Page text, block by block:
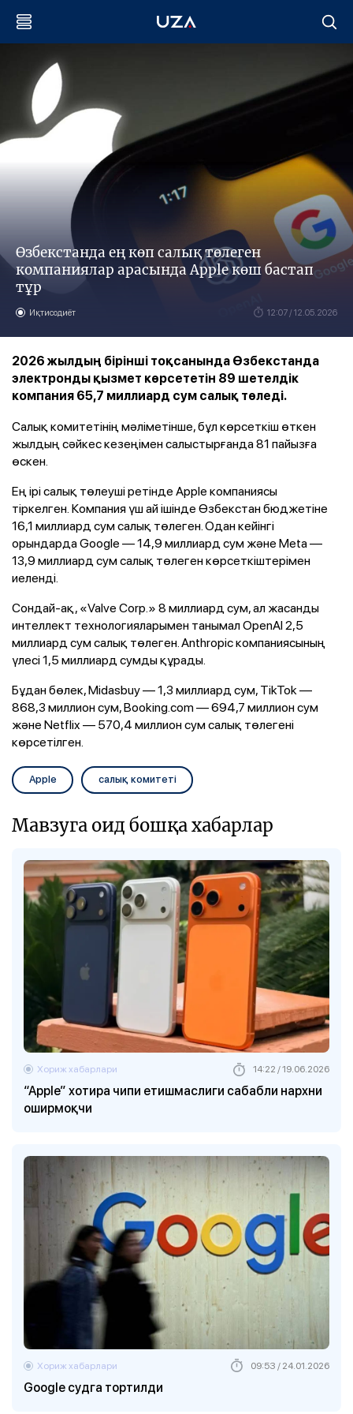
Өзбекстанда ең көп салық төлеген
компаниялар арасында Apple көш бастап
тұр
Иқтисодиёт 12:07 / 12.05.2026
2026 жылдың бірінші тоқсанында Өзбекстанда
электронды қызмет көрсететін 89 шетелдік
компания 65,7 миллиард сум салық төледі.
Салық комитетінің мәліметінше, бұл көрсеткіш өткен
жылдың сәйкес кезеңімен салыстырғанда 81 пайызға
өскен.
Ең ірі салық төлеуші ретінде Apple компаниясы
тіркелген. Компания үш ай ішінде Өзбекстан бюджетіне
16,1 миллиард сум салық төлеген. Одан кейінгі
орындарда Google — 14,9 миллиард сум және Meta —
13,9 миллиард сум салық төлеген көрсеткіштерімен
иеленді.
Сондай-ақ, «Valve Corp.» 8 миллиард сум, ал жасанды
интеллект технологияларымен танымал OpenAI 2,5
миллиард сум салық төлеген. Anthropic компаниясының
үлесі 1,5 миллиард сумды құрады.
Бұдан бөлек, Midasbuy — 1,3 миллиард сум, TikTok —
868,3 миллион сум, Booking.com — 694,7 миллион сум
және Netflix — 570,4 миллион сум салық төлегені
көрсетілген.
Apple салық комитеті
Мавзуга оид бошқа хабарлар
“Apple” хотира чипи етишмаслиги сабабли нархни
оширмоқчи
Хориж хабарлари 14:22 / 19.06.2026
Google судга тортилди
Хориж хабарлари 09:53 / 24.01.2026